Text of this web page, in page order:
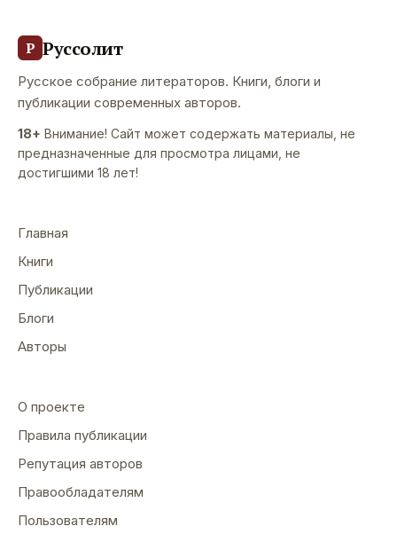
Р Руссолит
Русское собрание литераторов. Книги, блоги и
публикации современных авторов.
18+ Внимание! Сайт может содержать материалы, не
предназначенные для просмотра лицами, не
достигшими 18 лет!
Главная
Книги
Публикации
Блоги
Авторы
О проекте
Правила публикации
Репутация авторов
Правообладателям
Пользователям